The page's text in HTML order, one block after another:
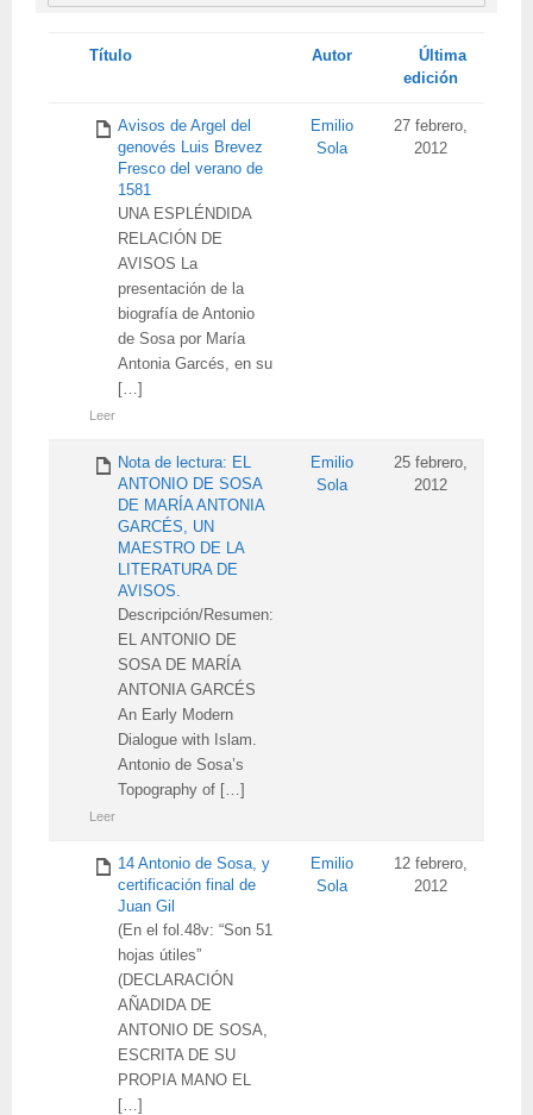
Tienes
Título Autor
Última
edición
Avisos de Argel del
genovés Luis Brevez
Fresco del verano de
1581
UNA ESPLÉNDIDA
RELACIÓN DE
AVISOS La
presentación de la
biografía de Antonio
de Sosa por María
Antonia Garcés, en su
[…]
Leer
Emilio
Sola
27 febrero,
2012
Nota de lectura: EL
ANTONIO DE SOSA
DE MARÍA ANTONIA
GARCÉS, UN
MAESTRO DE LA
LITERATURA DE
AVISOS.
Descripción/Resumen:
EL ANTONIO DE
SOSA DE MARÍA
ANTONIA GARCÉS
An Early Modern
Dialogue with Islam.
Antonio de Sosa’s
Topography of […]
Leer
Emilio
Sola
25 febrero,
2012
14 Antonio de Sosa, y
certificación final de
Juan Gil
(En el fol.48v: “Son 51
hojas útiles”
(DECLARACIÓN
AÑADIDA DE
ANTONIO DE SOSA,
ESCRITA DE SU
PROPIA MANO EL
[…]
Emilio
Sola
12 febrero,
2012